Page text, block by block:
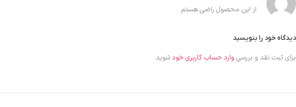
از این محصول راضی هستم
دیدگاه خود را بنویسید
برای ثبت نقد و بررسی وارد حساب کاربری خودشوید.